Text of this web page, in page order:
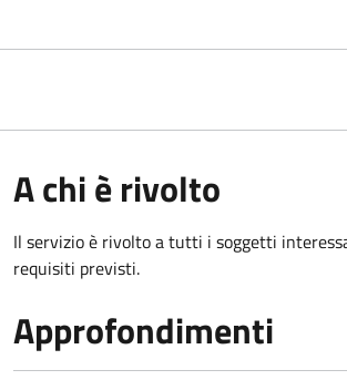
A chi è rivolto
Il servizio è rivolto a tutti i soggetti
requisiti previsti.
Approfondimenti